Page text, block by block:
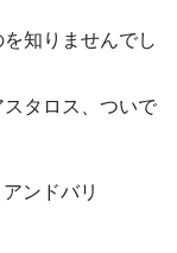
知りませんでし
タロス、ついで
ンドバリ